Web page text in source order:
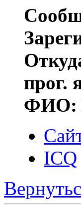
прог.
ФИО:
ICQ